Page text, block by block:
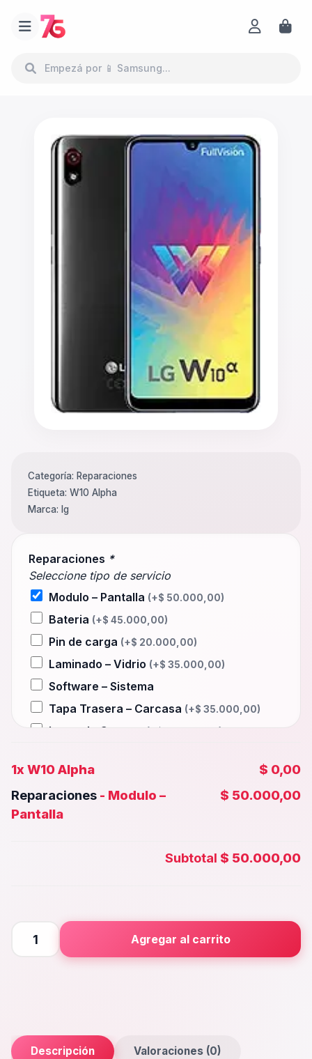
Reparaciones *
Seleccione tipo de servicio
Modulo – Pantalla (+$ 50.000,00)
Bateria (+$ 45.000,00)
Pin de carga (+$ 20.000,00)
Laminado – Vidrio (+$ 35.000,00)
Software – Sistema
Tapa Trasera – Carcasa (+$ 35.000,00)
Lente de Camara
Wifi – Señal – Antena
Camara Trasera(+$ 30.000,00
Camara frontal, Selfie – Face id
(+$20.000,00 )
Placa Principal
1x W10 Alpha
$ 0,00
Reparaciones - Modulo –
Pantalla
$ 50.000,00
Subtotal $ 50.000,00
Alpha
Agregar al carrito
Categoría: Reparaciones
Etiqueta: W10 Alpha
Marca: lg
Descripción Valoraciones (0)